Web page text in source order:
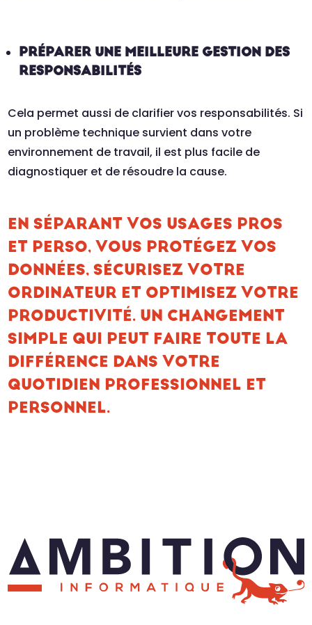
PRÉPARER UNE MEILLEURE GESTION DES
RESPONSABILITÉS
Cela permet aussi de clarifier vos responsabilités. Si
un problème technique survient dans votre
environnement de travail, il est plus facile de
diagnostiquer et de résoudre la cause.
EN SÉPARANT VOS USAGES PROS
ET PERSO, VOUS PROTÉGEZ VOS
DONNÉES, SÉCURISEZ VOTRE
ORDINATEUR ET OPTIMISEZ VOTRE
PRODUCTIVITÉ. UN CHANGEMENT
SIMPLE QUI PEUT FAIRE TOUTE LA
DIFFÉRENCE DANS VOTRE
QUOTIDIEN PROFESSIONNEL ET
PERSONNEL.